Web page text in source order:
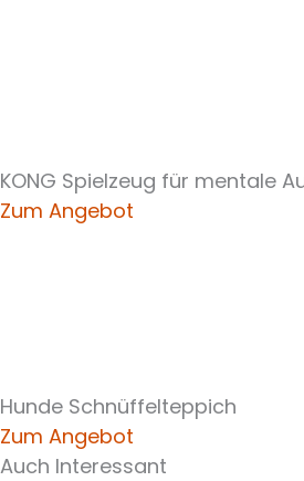
KONG Spielzeug für mentale
Zum Angebot
Hunde Schnüffelteppich
Zum Angebot
Auch Interessant